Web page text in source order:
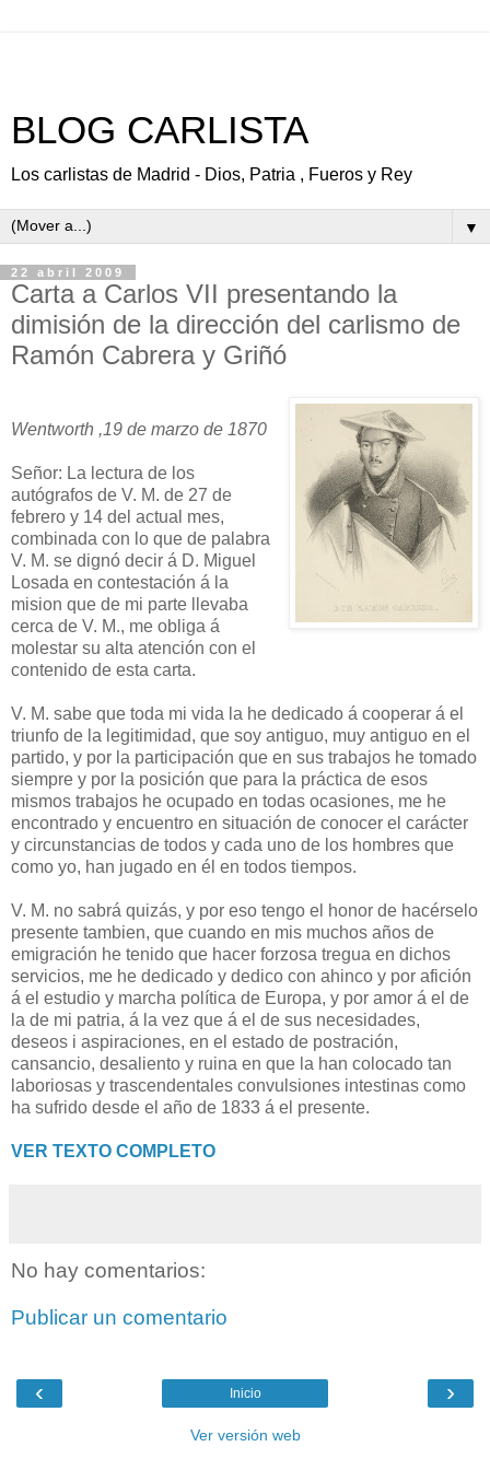
BLOG CARLISTA
Los carlistas de Madrid - Dios, Patria , Fueros y Rey
▼
22 abril 2009
Carta a Carlos VII presentando la
dimisión de la dirección del carlismo de
Ramón Cabrera y Griñó
Wentworth ,19 de marzo de 1870
Señor: La lectura de los
autógrafos de V. M. de 27 de
febrero y 14 del actual mes,
combinada con lo que de palabra
V. M. se dignó decir á D. Miguel
Losada en contestación á la
mision que de mi parte llevaba
cerca de V. M., me obliga á
molestar su alta atención con el
contenido de esta carta.
V. M. sabe que toda mi vida la he dedicado á cooperar á el
triunfo de la legitimidad, que soy antiguo, muy antiguo en el
partido, y por la participación que en sus trabajos he tomado
siempre y por la posición que para la práctica de esos
mismos trabajos he ocupado en todas ocasiones, me he
encontrado y encuentro en situación de conocer el carácter
y circunstancias de todos y cada uno de los hombres que
como yo, han jugado en él en todos tiempos.
V. M. no sabrá quizás, y por eso tengo el honor de hacérselo
presente tambien, que cuando en mis muchos años de
emigración he tenido que hacer forzosa tregua en dichos
servicios, me he dedicado y dedico con ahinco y por afición
á el estudio y marcha política de Europa, y por amor á el de
la de mi patria, á la vez que á el de sus necesidades,
deseos i aspiraciones, en el estado de postración,
cansancio, desaliento y ruina en que la han colocado tan
laboriosas y trascendentales convulsiones intestinas como
ha sufrido desde el año de 1833 á el presente.
VER TEXTO COMPLETO
No hay comentarios:
Publicar un comentario
‹ ›
Inicio
Ver versión web